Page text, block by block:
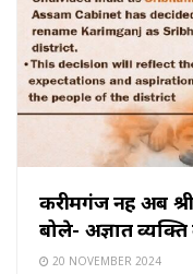
करीमगंज नहीं अब
बोले- अज्ञात
20 NOVEMBER 2024